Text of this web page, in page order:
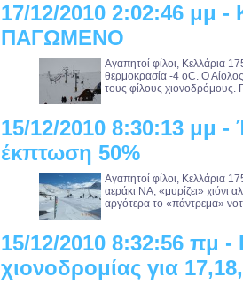
17/12/2010 2:02:46
ΠΑΓΩΜΕΝΟ
Αγαπητοί φίλοι, Κελλάρια
θερμοκρασία -4 oC. Ο
τους φίλους χιονοδρόμους.
15/12/2010 8:30:13 μμ -
έκπτωση 50%
Αγαπητοί φίλοι, Κελλάρια
αεράκι ΝΑ, «μυρίζει» χιόνι
αργότερα το «πάντρεμα»
15/12/2010 8:32:56 πμ -
χιονοδρομίας για